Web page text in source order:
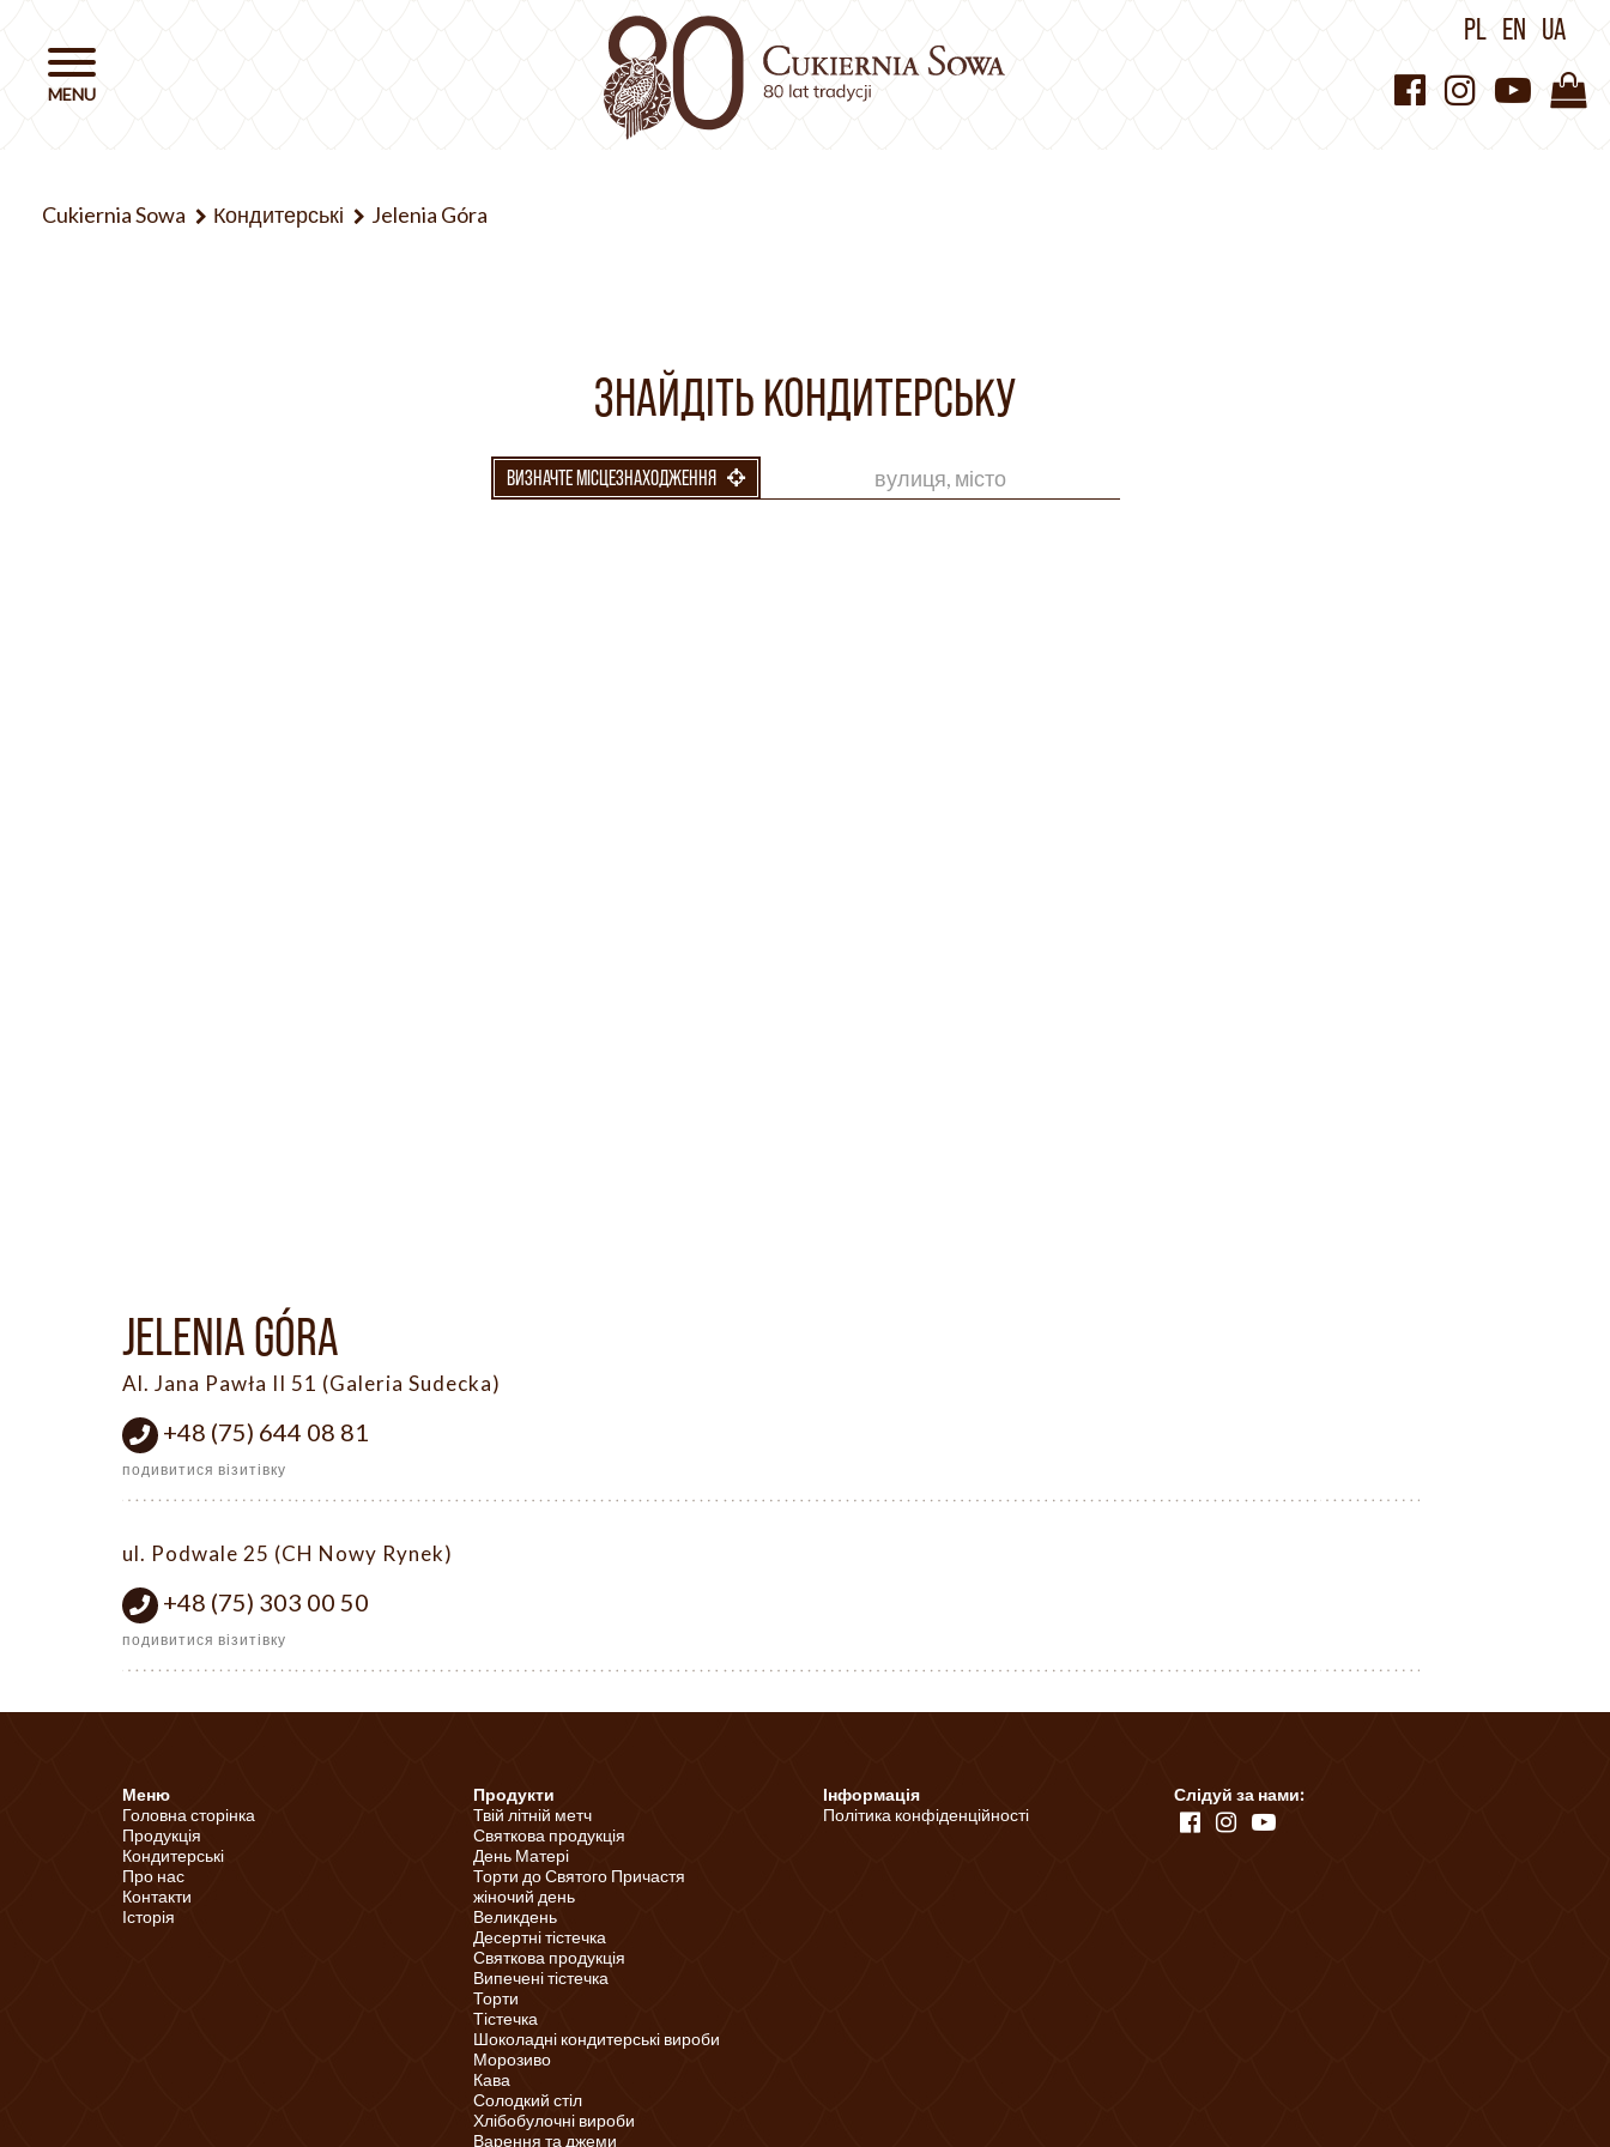
PL EN UA
Cukiernia Sowa Кондитерські Jelenia Góra
ЗНАЙДІТЬ КОНДИТЕРСЬКУ
ВИЗНАЧТЕ МІСЦЕЗНАХОДЖЕННЯ
JELENIA GÓRA
Al. Jana Pawła II 51 (Galeria Sudecka)
+48 (75) 644 08 81
подивитися візитівку
ul. Podwale 25 (CH Nowy Rynek)
+48 (75) 303 00 50
подивитися візитівку
Меню
Головна сторінка
Продукція
Кондитерські
Про нас
Контакти
Історія
Продукти
Твій літній метч
Святкова продукція
День Матері
Торти до Святого Причастя
жіночий день
Великдень
Десертні тістечка
Святкова продукція
Випечені тістечка
Торти
Тістечка
Шоколадні кондитерські вироби
Морозиво
Кава
Солодкий стіл
Хлібобулочні вироби
Варення та джеми
Інформація
Політика конфіденційності
Слідуй за нами: